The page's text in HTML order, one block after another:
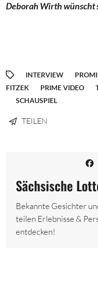
Deborah Wirth
INTERVIEW PROMI
FITZEK
PRIME VIDEO
SCHAUSPIEL
TEILEN
Sächsische
Bekannte Gesichter
teilen Erlebnisse &
entdecken!